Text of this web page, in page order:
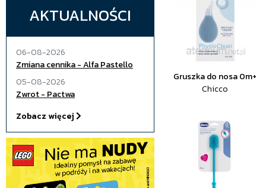
AKTUALNOŚCI
06-08-2026
Zmiana cennika - Alfa Pastello
05-08-2026
Zwrot - Pactwa
Zobacz więcej
Gruszka do nosa 0m+
Chicco